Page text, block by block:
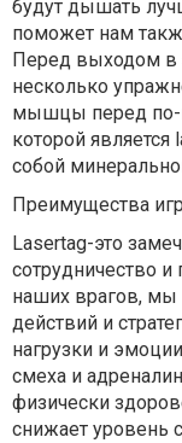
будут дышать
поможет нам
Перед выходом в
несколько
мышцы перед по-
которой
собой
Преимущества
Lasertag-это
сотрудничество
наших врагов, мы
действий и
нагрузки и
смеха и
физически
снижает